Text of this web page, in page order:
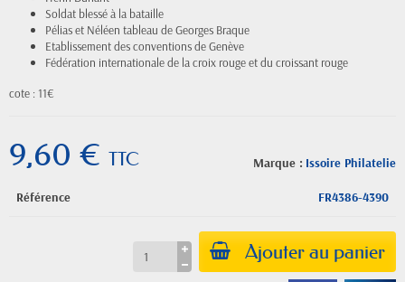
Soldat blessé à la bataille
Pélias et Néléen tableau de Georges Braque
Etablissement des conventions de Genève
Fédération internationale de la croix rouge et du croissant rouge
cote : 11€
Marque : Issoire Philatelie
9,60 € TTC
Référence FR4386-4390
Ajouter au panier